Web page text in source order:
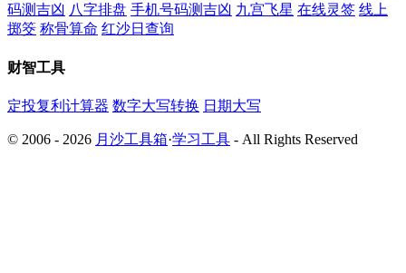
码测吉凶 八字排盘 手机号码测吉凶 九宫飞星 在线灵签 线上
掷筊 称骨算命 红沙日查询
财智工具
定投复利计算器 数字大写转换 日期大写
© 2006 - 2026 月沙工具箱·学习工具 - All Rights Reserved